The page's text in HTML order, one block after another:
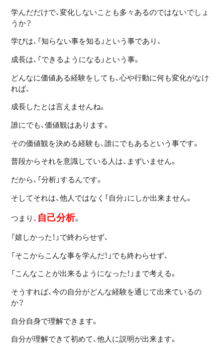
学んだだけで、変化しないことも多々あるのではないでしょ
うか？
学びは、「知らない事を知る」という事であり、
成長は、「できるようになる」という事。
どんなに価値ある経験をしても、心や行動に何も変化がなけ
れば、
成長したとは言えませんね。
誰にでも、価値観はあります。
その価値観を決める経験も、誰にでもあるという事です。
普段からそれを意識している人は、まずいません。
だから、「分析」するんです。
そしてそれは、他人ではなく「自分」にしか出来ません。
つまり、 自己分析。
「嬉しかった！」で終わらせず、
「そこからこんな事を学んだ！」でも終わらせず、
「こんなことが出来るようになった！」まで考える。
そうすれば、今の自分がどんな経験を通じて出来ているの
か？
自分自身で理解できます。
自分が理解できて初めて、他人に説明が出来ます。